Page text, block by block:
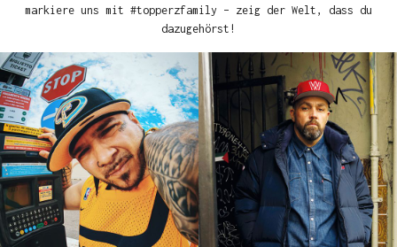
markiere uns mit #topperzfamily – zeig der Welt, dass du
dazugehörst!